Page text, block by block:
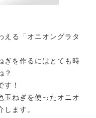
える「オニオングラタ
ぎを作るにはとても時
？
！
玉ねぎを使ったオニオ
ます。